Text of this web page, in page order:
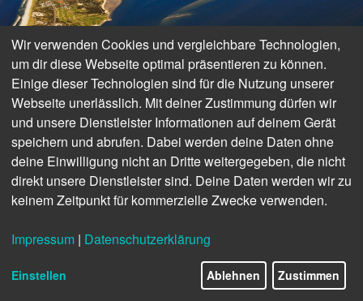
Wir verwenden Cookies und vergleichbare Technologien,
um dir diese Webseite optimal präsentieren zu können.
Einige dieser Technologien sind für die Nutzung unserer
Webseite unerlässlich. Mit deiner Zustimmung dürfen wir
und unsere Dienstleister Informationen auf deinem Gerät
speichern und abrufen. Dabei werden deine Daten ohne
deine Einwilligung nicht an Dritte weitergegeben, die nicht
direkt unsere Dienstleister sind. Deine Daten werden wir zu
keinem Zeitpunkt für kommerzielle Zwecke verwenden.
Impressum | Datenschutzerklärung
Einstellen Ablehnen Zustimmen